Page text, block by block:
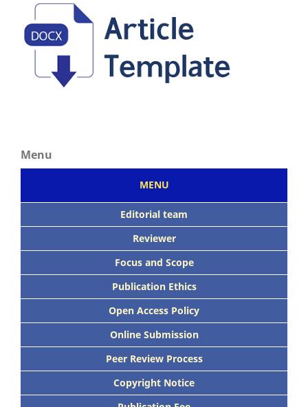
Menu
MENU
Editorial team
Reviewer
Focus and Scope
Publication Ethics
Open Access Policy
Online Submission
Peer Review Process
Copyright Notice